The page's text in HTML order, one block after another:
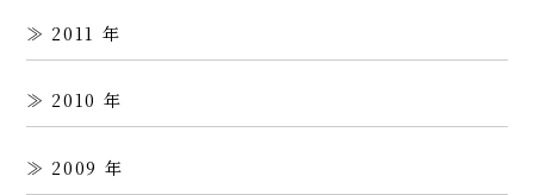
2011
2010
2009